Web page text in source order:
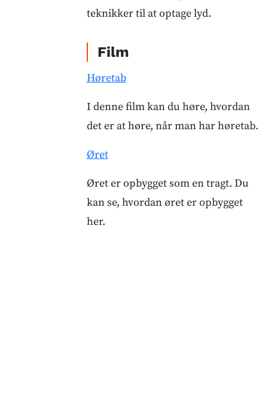
teknikker til at optage lyd.
Film
Høretab
I denne film kan du høre, hvordan
det er at høre, når man har høretab.
Øret
Øret er opbygget som en tragt. Du
kan se, hvordan øret er opbygget
her.